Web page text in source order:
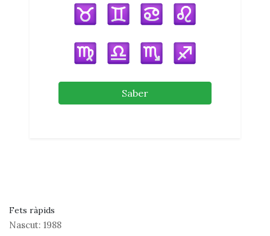
Saber
Fets ràpids
Nascut: 1988